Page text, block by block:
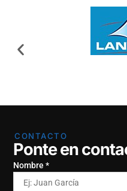
CONTACTO
Ponte en
Nombre *